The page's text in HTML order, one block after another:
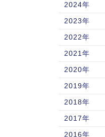
2024年
2023年
2022年
2021年
2020年
2019年
2018年
2017年
2016年